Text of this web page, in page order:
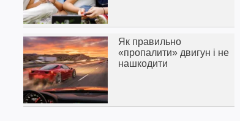
Як правильно
«пропалити» двигун і не
нашкодити